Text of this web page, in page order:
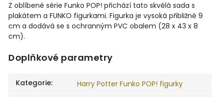
Z oblíbené série Funko POP! přichází tato skvělá sada s
plakátem a FUNKO figurkami. Figurka je vysoká přibližně 9
cm a dodává se s ochranným PVC obalem (28 x 43 x 8
cm).
Doplňkové parametry
Kategorie:
Harry Potter Funko POP! figurky